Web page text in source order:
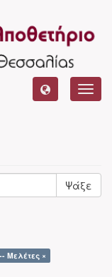
Ψάξε
Μελέτες ×